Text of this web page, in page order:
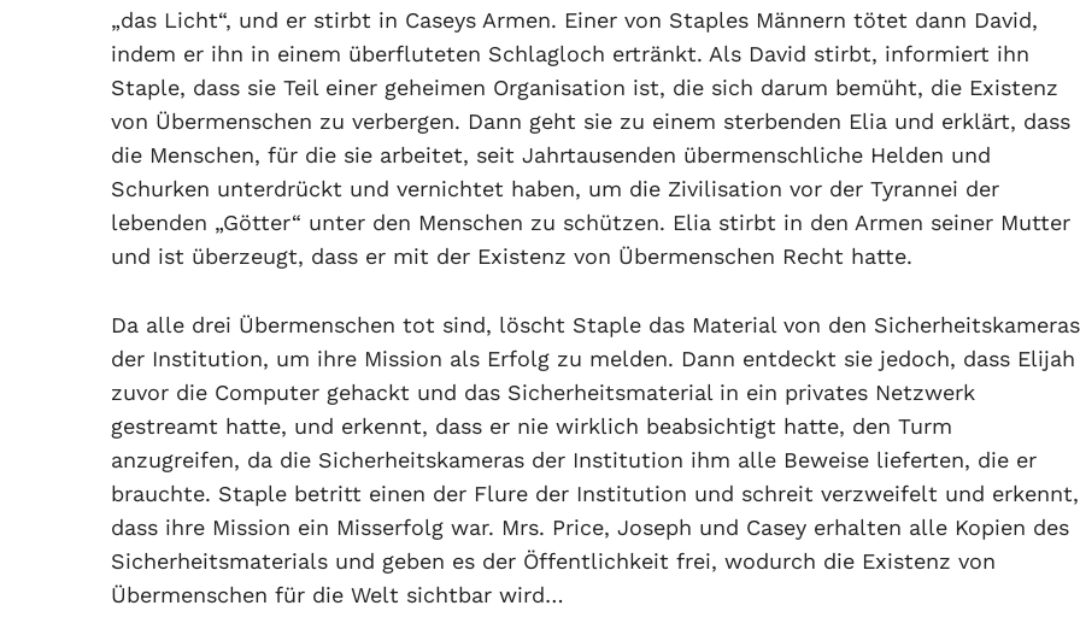
„das Licht“, und er stirbt in Caseys Armen. Einer von Staples Männern tötet dann David,
indem er ihn in einem überfluteten Schlagloch ertränkt. Als David stirbt, informiert ihn
Staple, dass sie Teil einer geheimen Organisation ist, die sich darum bemüht, die Existenz
von Übermenschen zu verbergen. Dann geht sie zu einem sterbenden Elia und erklärt, dass
die Menschen, für die sie arbeitet, seit Jahrtausenden übermenschliche Helden und
Schurken unterdrückt und vernichtet haben, um die Zivilisation vor der Tyrannei der
lebenden „Götter“ unter den Menschen zu schützen. Elia stirbt in den Armen seiner Mutter
und ist überzeugt, dass er mit der Existenz von Übermenschen Recht hatte.
Da alle drei Übermenschen tot sind, löscht Staple das Material von den Sicherheitskameras
der Institution, um ihre Mission als Erfolg zu melden. Dann entdeckt sie jedoch, dass Elijah
zuvor die Computer gehackt und das Sicherheitsmaterial in ein privates Netzwerk
gestreamt hatte, und erkennt, dass er nie wirklich beabsichtigt hatte, den Turm
anzugreifen, da die Sicherheitskameras der Institution ihm alle Beweise lieferten, die er
brauchte. Staple betritt einen der Flure der Institution und schreit verzweifelt und erkennt,
dass ihre Mission ein Misserfolg war. Mrs. Price, Joseph und Casey erhalten alle Kopien des
Sicherheitsmaterials und geben es der Öffentlichkeit frei, wodurch die Existenz von
Übermenschen für die Welt sichtbar wird…